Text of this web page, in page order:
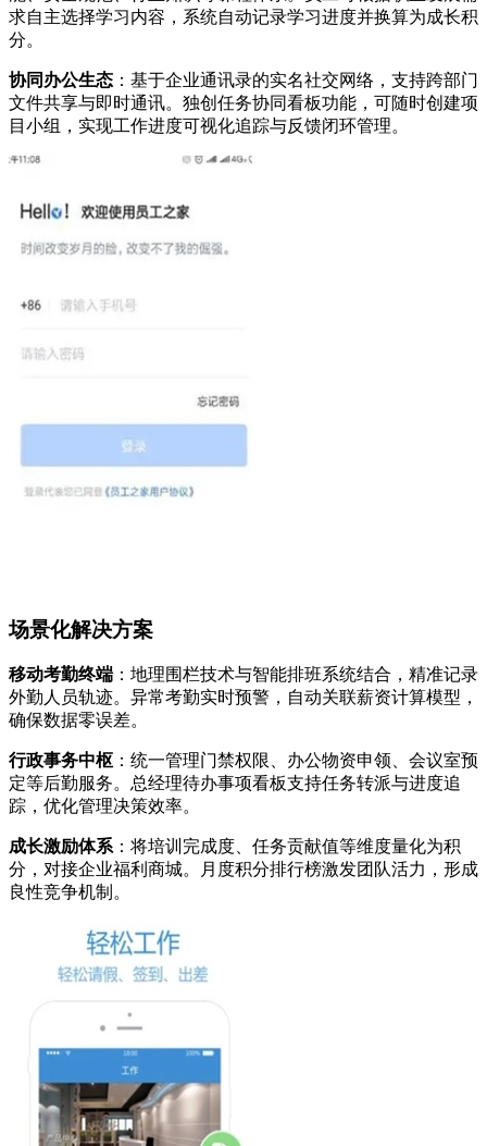
求自主选择学习内容，系统自动记录学习进度并换算为成长积
分。
协同办公生态 ：基于企业通讯录的实名社交网络，支持跨部门
文件共享与即时通讯。独创任务协同看板功能，可随时创建项
目小组，实现工作进度可视化追踪与反馈闭环管理。
场景化解决方案
移动考勤终端 ：地理围栏技术与智能排班系统结合，精准记录
外勤人员轨迹。异常考勤实时预警，自动关联薪资计算模型，
确保数据零误差。
行政事务中枢 ：统一管理门禁权限、办公物资申领、会议室预
定等后勤服务。总经理待办事项看板支持任务转派与进度追
踪，优化管理决策效率。
成长激励体系：将培训完成度、任务贡献值等维度量化为积
分，对接企业福利商城。月度积分排行榜激发团队活力，形成
良性竞争机制。